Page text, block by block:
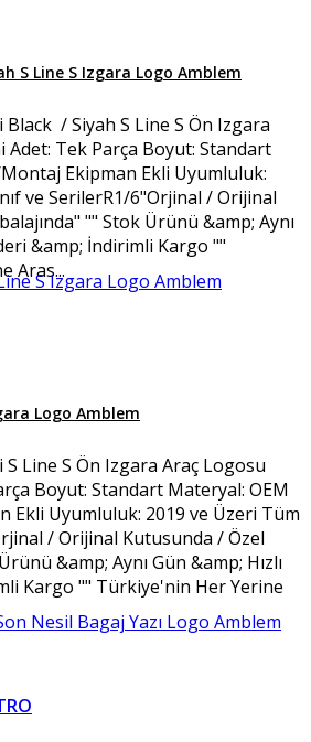
S Line S Izgara Logo Amblem
Black / Siyah S Line S Ön Izgara
Adet: Tek Parça Boyut: Standart
Ekipman Ekli Uyumluluk:
ve SerilerR1/6"Orjinal / Orijinal
"" Stok Ürünü &amp; Aynı
&amp; İndirimli Kargo ""
Aras...
Logo Amblem
Line S Ön Izgara Araç Logosu
Boyut: Standart Materyal: OEM
Ekli Uyumluluk: 2019 ve Üzeri Tüm
/ Orijinal Kutusunda / Özel
&amp; Aynı Gün &amp; Hızlı
Kargo "" Türkiye'nin Her Yerine